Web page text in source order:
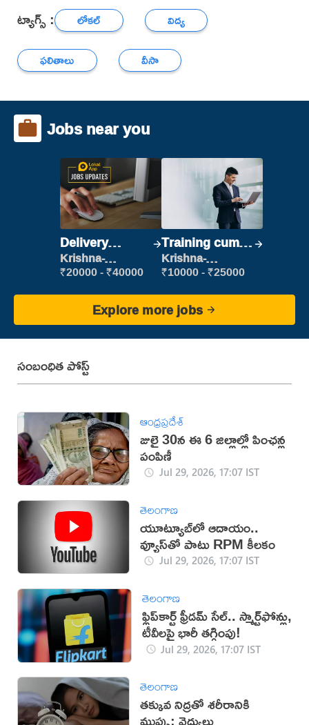
ట్యాగ్స్ : లోకల్
విద్య
ఫలితాలు
వీసా
Jobs near you
Delivery
Executive
Krishna-
vijayawada
₹20000 - ₹40000
Training cum
Placement
Krishna-
vijayawada
₹10000 - ₹25000
Explore more jobs
సంబంధిత పోస్ట్
ఆంధ్రప్రదేశ్
జులై 30న ఈ 6 జిల్లాల్లో పింఛన్ల
పంపిణీ
Jul 29, 2026, 17:07 IST
తెలంగాణ
యూట్యూబ్‌లో ఆదాయం..
వ్యూస్‌తో పాటు RPM కీలకం
Jul 29, 2026, 17:07 IST
తెలంగాణ
ఫ్లిప్‌కార్ట్ ఫ్రీడమ్ సేల్.. స్మార్ట్‌ఫోన్లు,
టీవీలపై భారీ తగ్గింపు!
Jul 29, 2026, 17:07 IST
తెలంగాణ
తక్కువ నిద్రతో శరీరానికి